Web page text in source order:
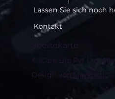
Lassen Sie sich noch
Kontakt
Speisekarte
© iCare Life Pvt Ltd.
Design von Maveristic